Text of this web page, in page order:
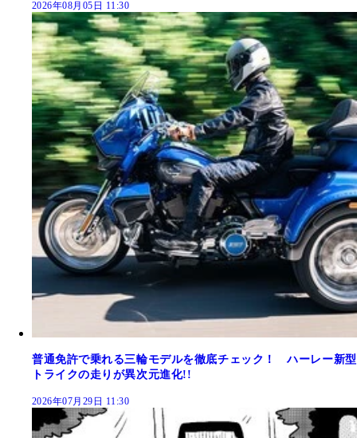
2026年08月05日 11:30
普通免許で乗れる三輪モデルを徹底チェック！ ハーレー新型
トライクの走りが異次元進化!!
2026年07月29日 11:30